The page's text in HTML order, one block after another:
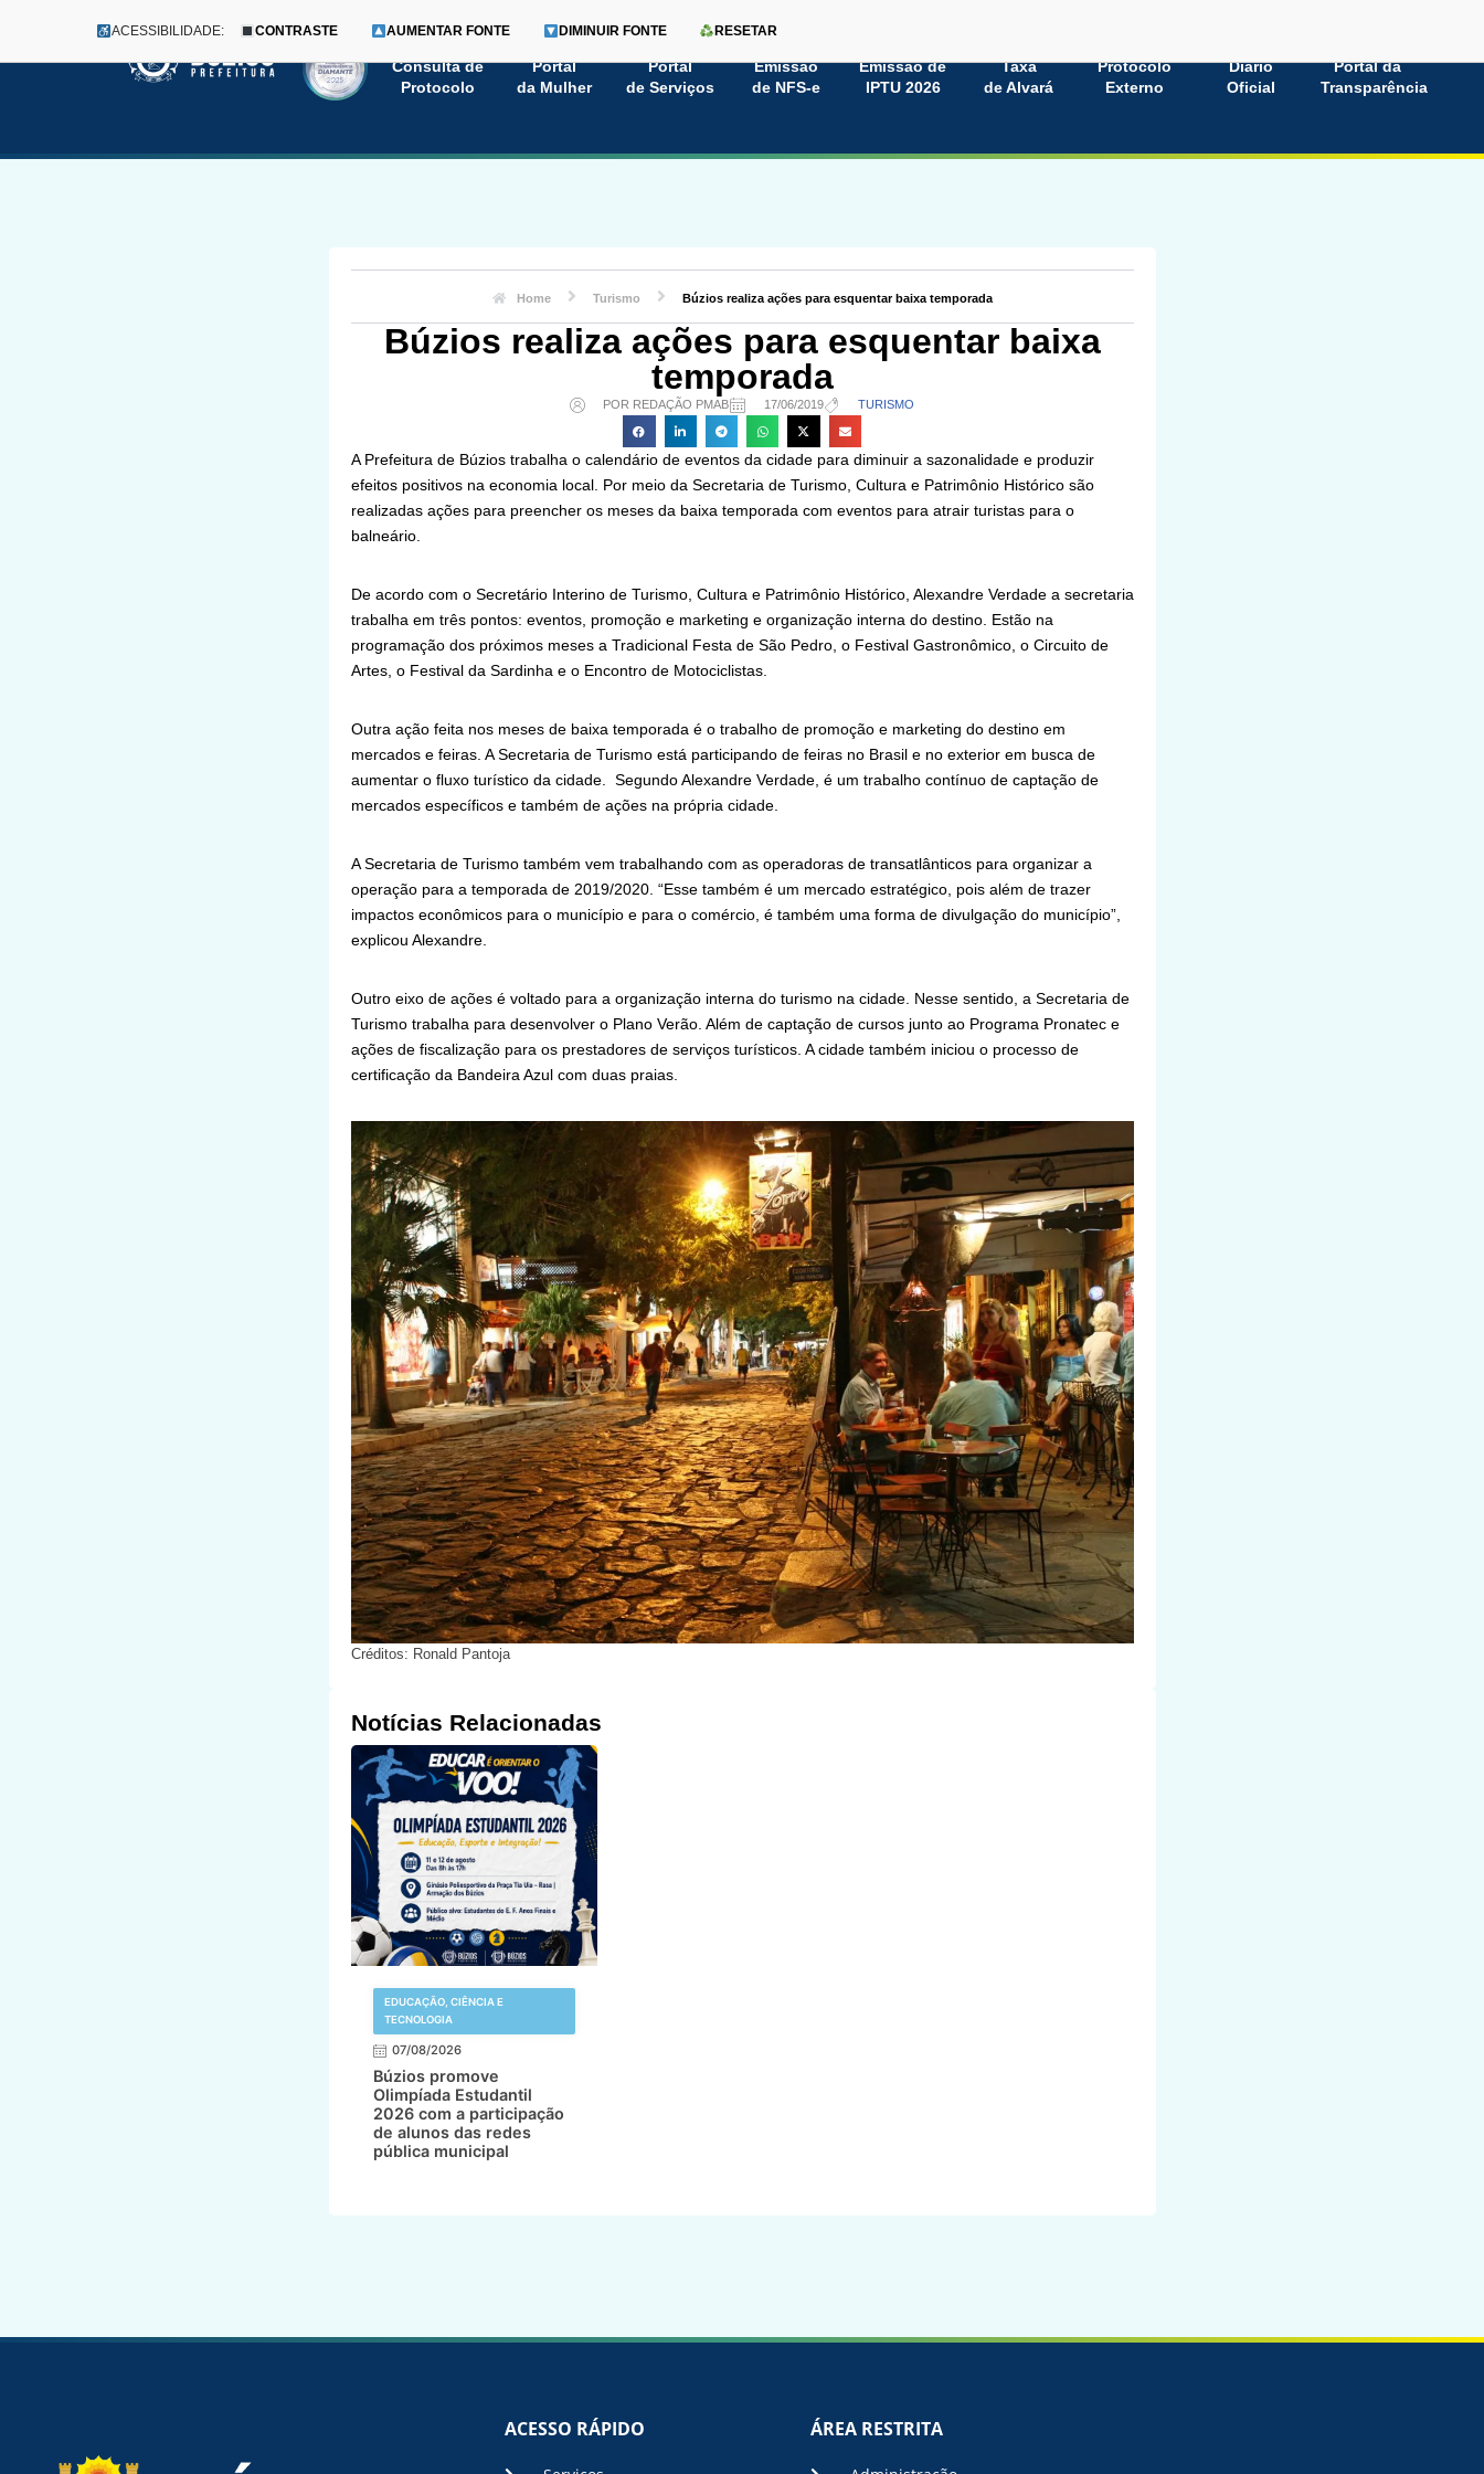
Pular
conteúdo
Menu
Consulta de
Protocolo
Portal
da Mulher
Portal
de Serviços
Emissão
de NFS-e
Emissão de
IPTU 2026
Taxa
de Alvará
Protocolo
Externo
Diário
Oficial
Portal da
Transparência
ACESSIBILIDADE: CONTRASTE AUMENTAR FONTE DIMINUIR FONTE RESETAR
Home Turismo Búzios realiza ações para esquentar baixa temporada
Búzios realiza ações para esquentar baixa
temporada
POR REDAÇÃO PMAB 17/06/2019 TURISMO
A Prefeitura de Búzios trabalha o calendário de eventos da cidade para diminuir a sazonalidade e produzir
efeitos positivos na economia local. Por meio da Secretaria de Turismo, Cultura e Patrimônio Histórico são
realizadas ações para preencher os meses da baixa temporada com eventos para atrair turistas para o
balneário.
De acordo com o Secretário Interino de Turismo, Cultura e Patrimônio Histórico, Alexandre Verdade a secretaria
trabalha em três pontos: eventos, promoção e marketing e organização interna do destino. Estão na
programação dos próximos meses a Tradicional Festa de São Pedro, o Festival Gastronômico, o Circuito de
Artes, o Festival da Sardinha e o Encontro de Motociclistas.
Outra ação feita nos meses de baixa temporada é o trabalho de promoção e marketing do destino em
mercados e feiras. A Secretaria de Turismo está participando de feiras no Brasil e no exterior em busca de
aumentar o fluxo turístico da cidade. Segundo Alexandre Verdade, é um trabalho contínuo de captação de
mercados específicos e também de ações na própria cidade.
A Secretaria de Turismo também vem trabalhando com as operadoras de transatlânticos para organizar a
operação para a temporada de 2019/2020. “Esse também é um mercado estratégico, pois além de trazer
impactos econômicos para o município e para o comércio, é também uma forma de divulgação do município”,
explicou Alexandre.
Outro eixo de ações é voltado para a organização interna do turismo na cidade. Nesse sentido, a Secretaria de
Turismo trabalha para desenvolver o Plano Verão. Além de captação de cursos junto ao Programa Pronatec e
ações de fiscalização para os prestadores de serviços turísticos. A cidade também iniciou o processo de
certificação da Bandeira Azul com duas praias.
Créditos: Ronald Pantoja
Notícias Relacionadas
EDUCAÇÃO, CIÊNCIA E
TECNOLOGIA
07/08/2026
Búzios promove
Olimpíada Estudantil
2026 com a participação
de alunos das redes
pública municipal
ACESSO RÁPIDO ÁREA RESTRITA